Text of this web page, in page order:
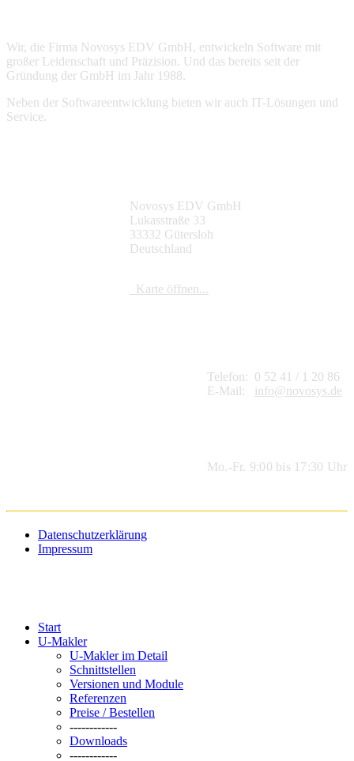
Wir, die Firma Novosys EDV GmbH, entwickeln Software mit
großer Leidenschaft und Präzision. Und das bereits seit der
Gründung der GmbH im Jahr 1988.
Neben der Softwareentwicklung bieten wir auch IT-Lösungen und
Service.
Novosys EDV GmbH
Lukasstraße 33
33332 Gütersloh
Deutschland
Karte öffnen...
Telefon:
E-Mail:
0 52 41 / 1 20 86
info@novosys.de
Mo.-Fr. 9:00 bis 17:30 Uhr
Datenschutzerklärung
Impressum
Start
U-Makler
U-Makler im Detail
Schnittstellen
Versionen und Module
Referenzen
Preise / Bestellen
------------
Downloads
------------